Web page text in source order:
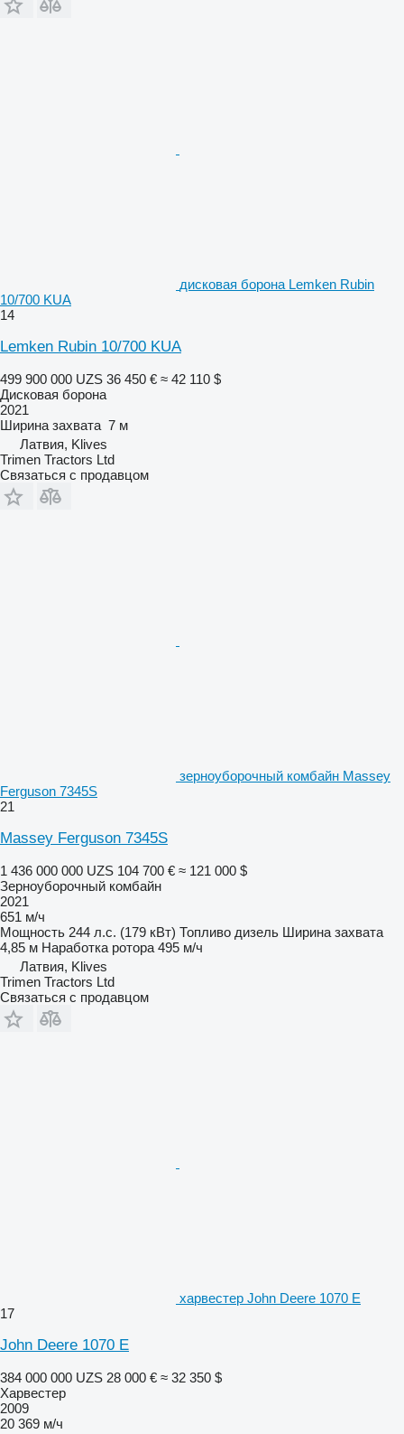
дисковая борона Lemken Rubin
10/700 KUA
14
Lemken Rubin 10/700 KUA
499 900 000 UZS 36 450 € ≈ 42 110 $
Дисковая борона
2021
Ширина захвата 7 м
Латвия, Klives
Trimen Tractors Ltd
Связаться с продавцом
зерноуборочный комбайн Massey
Ferguson 7345S
21
Massey Ferguson 7345S
1 436 000 000 UZS 104 700 € ≈ 121 000 $
Зерноуборочный комбайн
2021
651 м/ч
Мощность 244 л.с. (179 кВт) Топливо дизель Ширина захвата
4,85 м Наработка ротора 495 м/ч
Латвия, Klives
Trimen Tractors Ltd
Связаться с продавцом
харвестер John Deere 1070 E
17
John Deere 1070 E
384 000 000 UZS 28 000 € ≈ 32 350 $
Харвестер
2009
20 369 м/ч